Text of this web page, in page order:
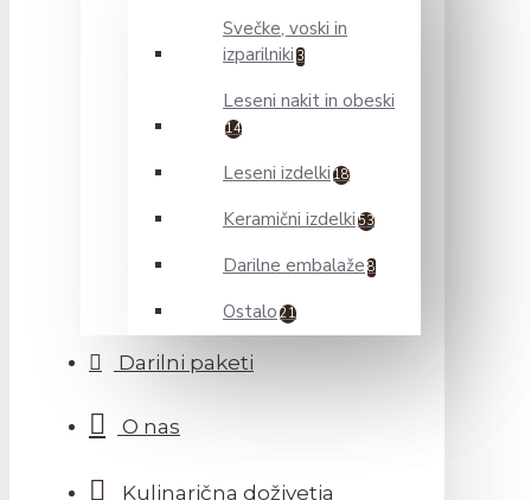
Svečke, voski in
izparilniki 3
Leseni nakit in obeski
14
Leseni izdelki 18
Keramični izdelki 53
Darilne embalaže 8
Ostalo 21
Darilni paketi
O nas
Kulinarična doživetja